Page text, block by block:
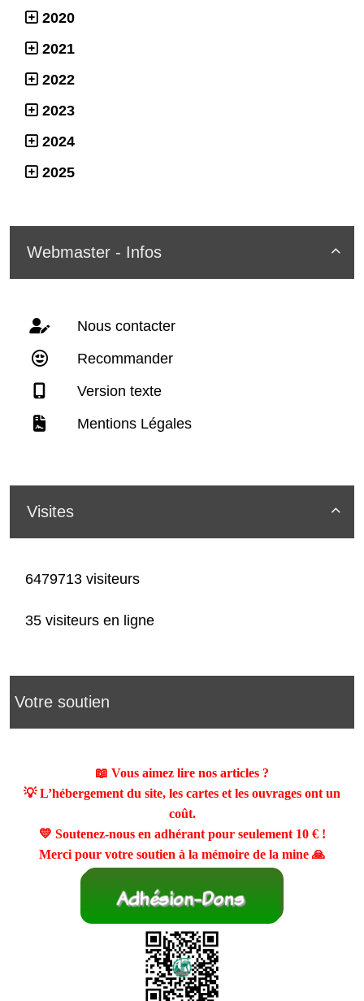
2020
2021
2022
2023
2024
2025

Webmaster - Infos
Nous contacter
Recommander
Version texte
Mentions Légales

Visites
6479713 visiteurs
35 visiteurs en ligne
Votre soutien
📖 Vous aimez lire nos articles ?
💡 L’hébergement du site, les cartes et les ouvrages ont un
coût.
💛 Soutenez-nous en adhérant pour seulement 10 €!
Merci pour votre soutien à la mémoire de la mine 🙏